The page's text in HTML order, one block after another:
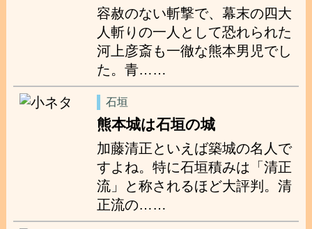
容赦のない斬撃で、幕末の四大
人斬りの一人として恐れられた
河上彦斎も一徹な熊本男児でし
た。青……
石垣
熊本城は石垣の城
加藤清正といえば築城の名人で
すよね。特に石垣積みは「清正
流」と称されるほど大評判。清
正流の……